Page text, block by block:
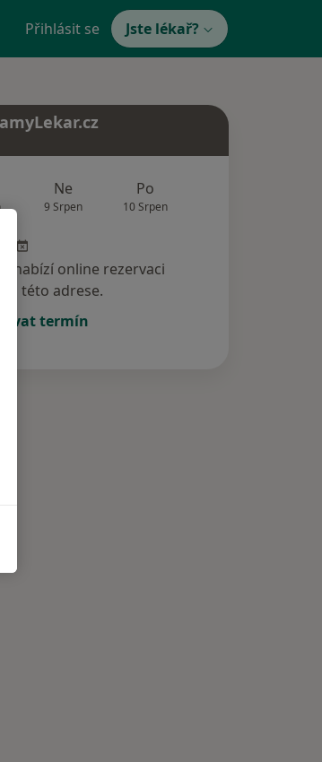
Přihlásit se Jste lékař?
Ne
9 Srpen
Po
10 Srpen
online rezervaci
na této adrese.
termín